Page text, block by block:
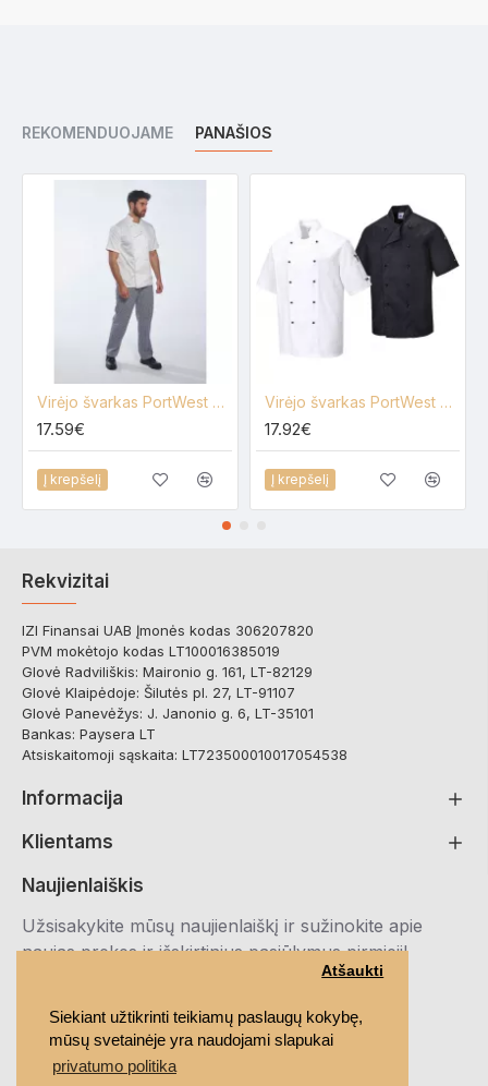
Siekiant užtikrinti teikiamų paslaugų kokybę,
mūsų svetainėje yra naudojami slapukai
privatumo politika
Atšaukti
REKOMENDUOJAME PANAŠIOS
Virėjo švarkas PortWest CAMBRIA C733
17.59€
Į krepšelį
Virėjo švarkas PortWest Kent C734
17.92€
Į krepšelį
Rekvizitai
IZI Finansai UAB Įmonės kodas 306207820
PVM mokėtojo kodas LT100016385019
Glovė Radviliškis: Maironio g. 161, LT-82129
Glovė Klaipėdoje: Šilutės pl. 27, LT-91107
Glovė Panevėžys: J. Janonio g. 6, LT-35101
Bankas: Paysera LT
Atsiskaitomoji sąskaita: LT723500010017054538
Informacija
Klientams
Naujienlaiškis
Užsisakykite mūsų naujienlaiškį ir sužinokite apie
naujas prekes ir išskirtinius pasiūlymus pirmieji!
Susipažinau ir sutinku su Privatumo politika